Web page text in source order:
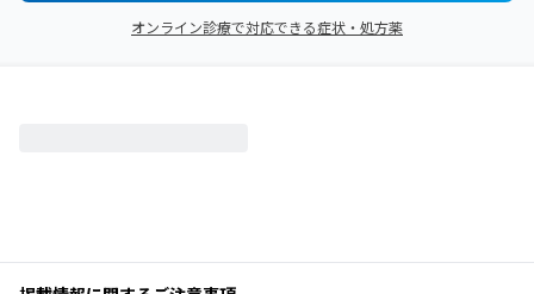
オンライン診療で対応できる症状・処方薬